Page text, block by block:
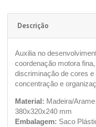
Descrição
Auxilia no
coordenação motora
discriminação de cores
concentração e
Material: Madeira/
380x320x240 mm
Embalagem: Saco